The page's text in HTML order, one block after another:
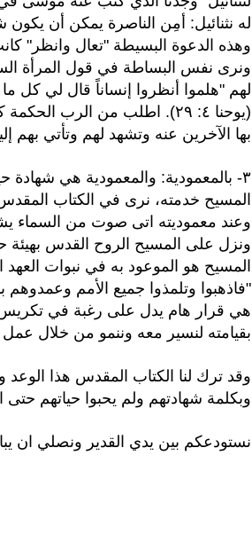
وهذه الدعوة البسيطة "تعال وانظر"
ونرى نفس البساطة في قول المرأة
لهم "هلموا أنظروا إنساناً قال لي كل
(يوحنا ٤: ٢٩). اطلب من الرب
بها الآخرين عنه وتشهد لهم وتأتي بهم
٣- بالمعمودية: والمعمودية هي شهادة
المسيح خدمته، نرى في الكتاب
ونزل على المسيح الروح القدس بهيئة
المسيح هو الموعود به في نبوات العهد
هي قرار هام يدل على رغبة في تكريس
بقيامته لنسير معه وننمو من خلال عمل
وقد ترك لنا الكتاب المقدس هذا
وبكلمة شهادتهم ولم يحبوا حياتهم حتى
نستودعكم بين يدي القدير ونصلي ان